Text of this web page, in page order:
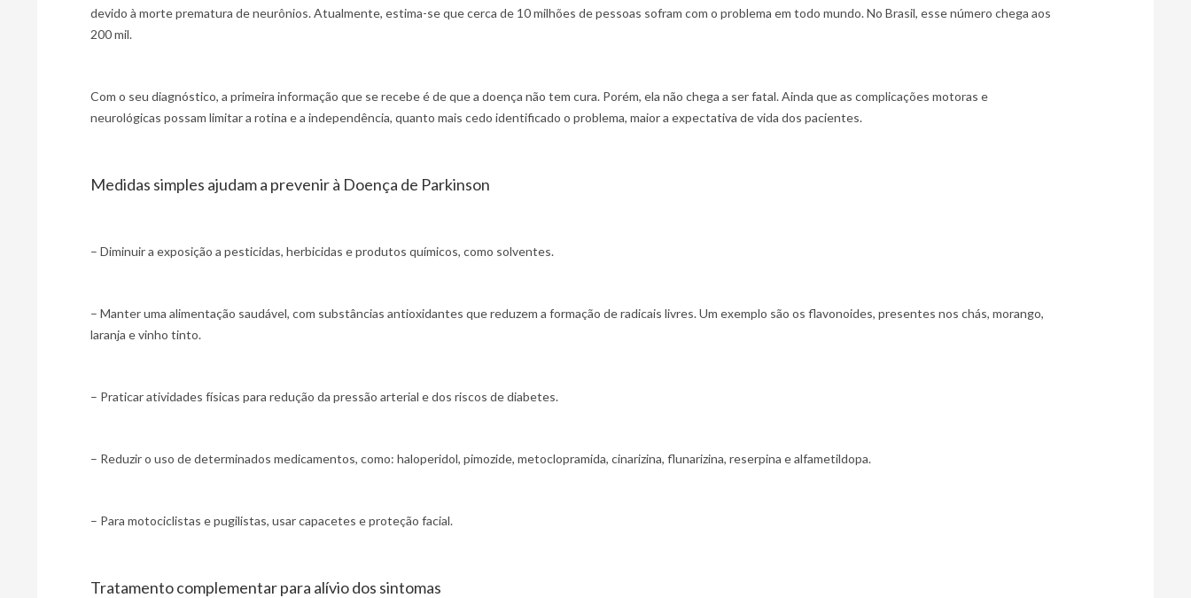
devido à morte prematura de neurônios. Atualmente, estima-se que cerca de 10 milhões de pessoas sofram com o problema em todo mundo. No Brasil, esse número chega aos
200 mil.
Com o seu diagnóstico, a primeira informação que se recebe é de que a doença não tem cura. Porém, ela não chega a ser fatal. Ainda que as complicações motoras e
neurológicas possam limitar a rotina e a independência, quanto mais cedo identificado o problema, maior a expectativa de vida dos pacientes.
Medidas simples ajudam a prevenir à Doença de Parkinson
– Diminuir a exposição a pesticidas, herbicidas e produtos químicos, como solventes.
– Manter uma alimentação saudável, com substâncias antioxidantes que reduzem a formação de radicais livres. Um exemplo são os flavonoides, presentes nos chás, morango,
laranja e vinho tinto.
– Praticar atividades físicas para redução da pressão arterial e dos riscos de diabetes.
– Reduzir o uso de determinados medicamentos, como: haloperidol, pimozide, metoclopramida, cinarizina, flunarizina, reserpina e alfametildopa.
– Para motociclistas e pugilistas, usar capacetes e proteção facial.
Tratamento complementar para alívio dos sintomas